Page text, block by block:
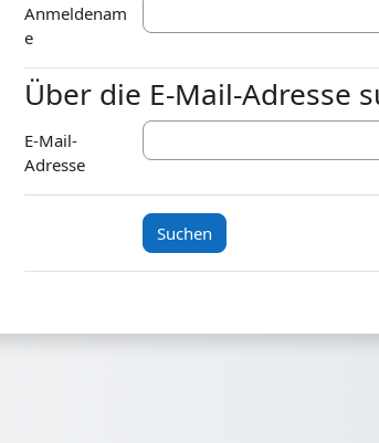
Anmeldenam
e
Über die E-Mail-Adresse
Über die E-Mail-Adresse
E-Mail-
Adresse